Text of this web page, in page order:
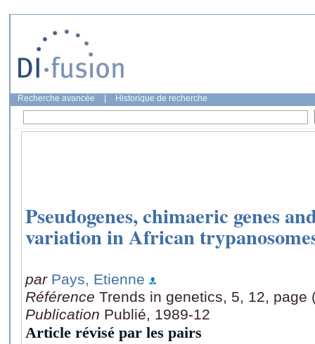
Recherche avancée Historique de recherche
Pseudogenes, chimaeric genes
variation in African
par Pays, Etienne
Référence Trends in genetics, 5, 12, page
Publication Publié, 1989-12
Article révisé par les pairs